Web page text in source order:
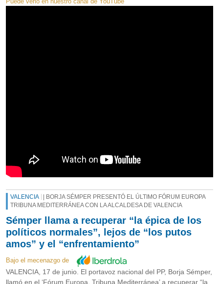
VALENCIA
| BORJA SÉMPER PRESENTÓ EL ÚLTIMO FÓRUM EUROPA
TRIBUNA MEDITERRÁNEA CON LA ALCALDESA DE VALENCIA
Sémper llama a recuperar “la épica de los
políticos normales”, lejos de “los putos
amos” y el “enfrentamiento”
Bajo el mecenazgo de
VALENCIA, 17 de junio. El portavoz nacional del PP, Borja Sémper,
llamó en el ‘Fórum Europa. Tribuna Mediterránea’ a recuperar “la